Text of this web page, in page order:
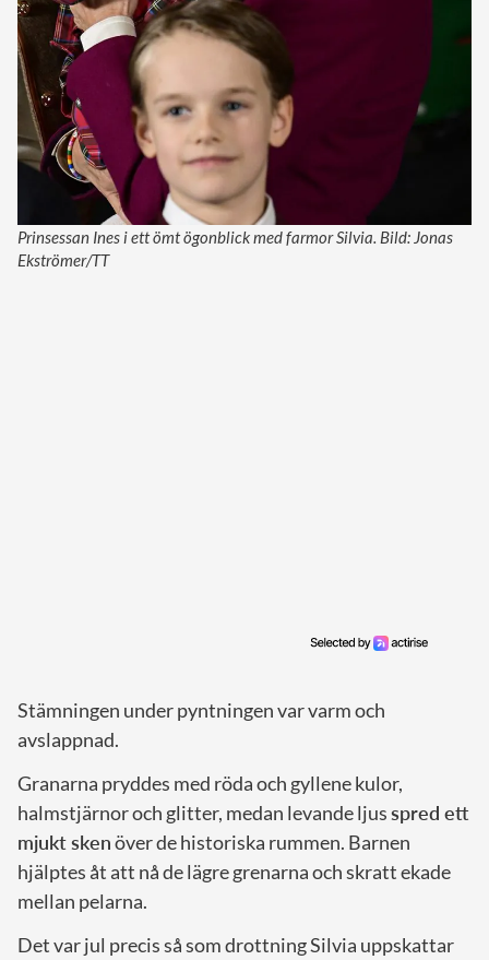
Prinsessan Ines i ett ömt ögonblick med farmor Silvia. Bild: Jonas
Ekströmer/TT
Stämningen under pyntningen var varm och
avslappnad.
Granarna pryddes med röda och gyllene kulor,
halmstjärnor och glitter, medan levande ljusspred ett
mjukt skenöver de historiska rummen. Barnen
hjälptes åt att nå de lägre grenarna och skratt ekade
mellan pelarna.
Det var jul precis så som drottning Silvia uppskattar